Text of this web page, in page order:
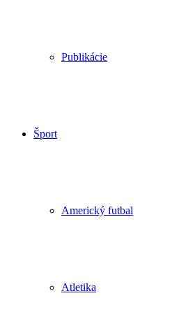
Publikácie
Šport
Americký futbal
Atletika